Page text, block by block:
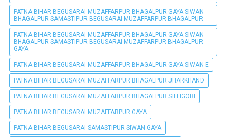
PATNA BIHAR BEGUSARAI MUZAFFARPUR BHAGALPUR GAYA SIWAN
BHAGALPUR SAMASTIPUR BEGUSARAI MUZAFFARPUR BHAGALPUR
PATNA BIHAR BEGUSARAI MUZAFFARPUR BHAGALPUR GAYA SIWAN
BHAGALPUR SAMASTIPUR BEGUSARAI MUZAFFARPUR BHAGALPUR
GAYA
PATNA BIHAR BEGUSARAI MUZAFFARPUR BHAGALPUR GAYA SIWAN E
PATNA BIHAR BEGUSARAI MUZAFFARPUR BHAGALPUR JHARKHAND
PATNA BIHAR BEGUSARAI MUZAFFARPUR BHAGALPUR SILLIGORI
PATNA BIHAR BEGUSARAI MUZAFFARPUR GAYA
PATNA BIHAR BEGUSARAI SAMASTIPUR SIWAN GAYA